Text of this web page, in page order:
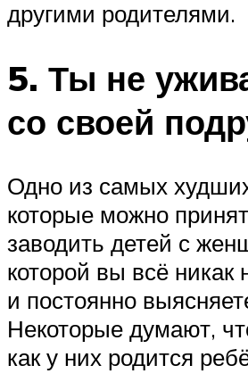
другими родителями.
5. Ты не
со своей
Одно из самых
которые можно
заводить детей с
которой вы всё никак
и постоянно
Некоторые думают,
как у них родится